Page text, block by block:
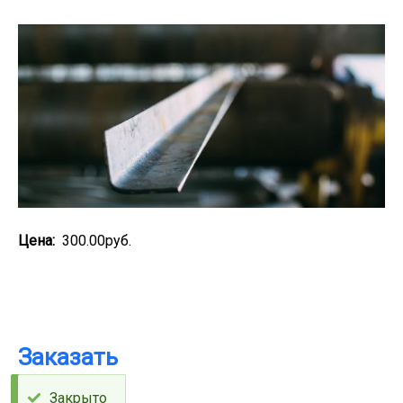
Цена 300.00руб.
Заказать
Закрыто